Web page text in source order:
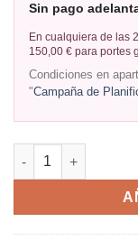
Sin pago
En cualquiera de las
150,00 € para portes
Condiciones en
"Campaña de